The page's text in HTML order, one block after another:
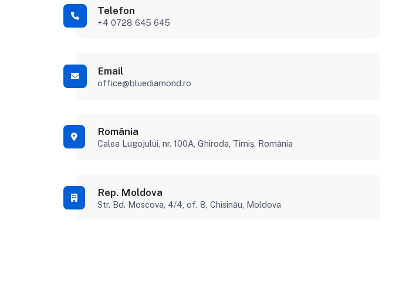
Telefon
+4 0728 645 645
Email
office@bluediamond.ro
România
Calea Lugojului, nr. 100A, Ghiroda, Timiș, România
Rep. Moldova
Str. Bd. Moscova, 4/4, of. 8, Chisinău, Moldova